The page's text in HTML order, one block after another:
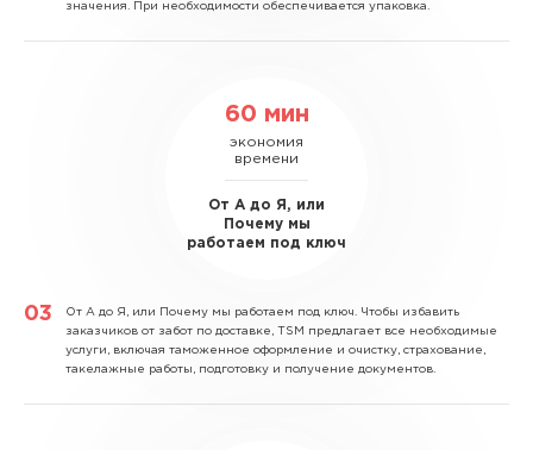
значения. При необходимости обеспечивается упаковка.
60 мин
экономия
времени
От А до Я, или
Почему мы
работаем под ключ
От А до Я, или Почему мы работаем под ключ. Чтобы избавить
заказчиков от забот по доставке, TSM предлагает все необходимые
услуги, включая таможенное оформление и очистку, страхование,
такелажные работы, подготовку и получение документов.